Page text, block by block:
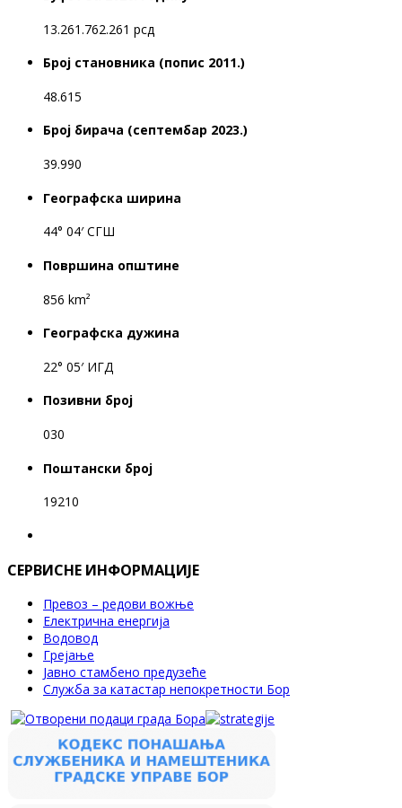
13.261.762.261 рсд
Број становника (попис 2011.)
48.615
Број бирача (септембар 2023.)
39.990
Географска ширина
44° 04′ СГШ
Површина општине
856 km²
Географска дужина
22° 05′ ИГД
Позивни број
030
Поштански број
19210
СЕРВИСНЕ ИНФОРМАЦИЈЕ
Превоз – редови вожње
Електрична енергија
Водовод
Грејање
Јавно стамбено предузеће
Служба за катастар непокретности Бор